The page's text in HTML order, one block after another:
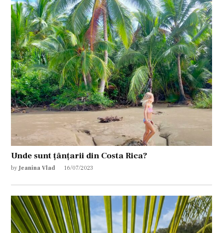
Unde sunt țânțarii din Costa Rica?
by Jeanina Vlad 16/07/2023